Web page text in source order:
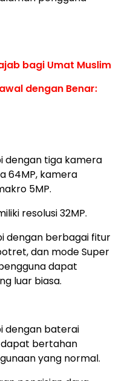
bagi Umat Muslim
dengan Benar:
dengan tiga kamera
64MP, kamera
5MP.
resolusi 32MP.
dengan berbagai fitur
dan mode Super
dapat
luar biasa.
dengan baterai
bertahan
yang normal.